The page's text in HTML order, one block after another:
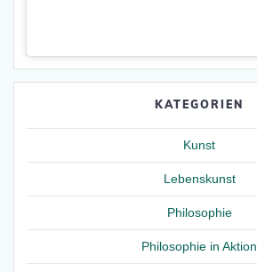
KATEGORIEN
Kunst
Lebenskunst
Philosophie
Philosophie in Aktion